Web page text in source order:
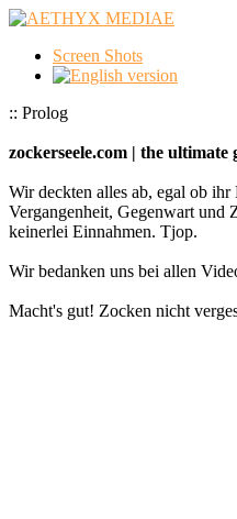
Screen Shots
:: Prolog
zockerseele.com | the ultimate
Wir deckten alles ab, egal ob
Vergangenheit, Gegenwart und
keinerlei Einnahmen. Tjop.
Wir bedanken uns bei allen
Macht's gut! Zocken nicht